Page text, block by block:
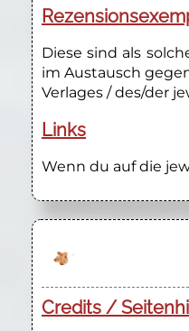
Diese sind als
im Austausch
Verlages / des/der
Links
Wenn du auf die
Credits /